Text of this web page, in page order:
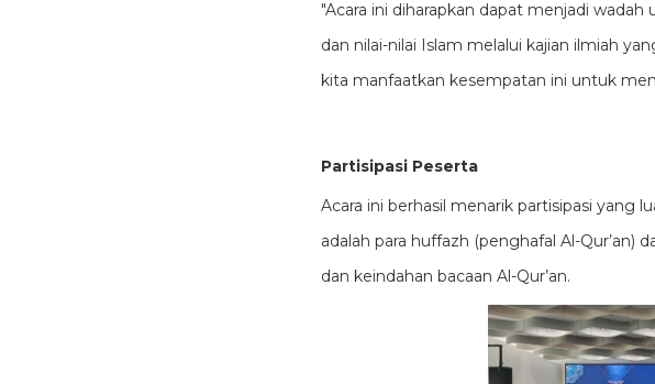
"Acara ini diharapkan dapat menjadi
dan nilai-nilai Islam melalui kajian ilmiah
kita manfaatkan kesempatan ini untuk
Partisipasi Peserta
Acara ini berhasil menarik partisipasi yang
adalah para huffazh (penghafal Al-
dan keindahan bacaan Al-Qur’an.